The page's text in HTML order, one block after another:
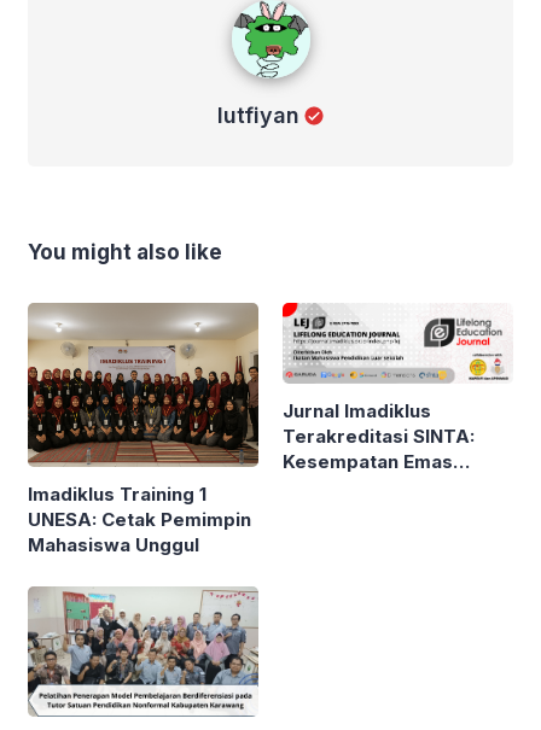
lutfiyan
You might also like
Imadiklus Training 1
UNESA: Cetak Pemimpin
Mahasiswa Unggul
Jurnal Imadiklus
Terakreditasi SINTA:
Kesempatan Emas